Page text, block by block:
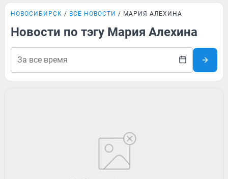
НОВОСИБИРСК ВСЕ НОВОСТИ МАРИЯ АЛЕХИНА
Новости по тэгу Мария Алехина